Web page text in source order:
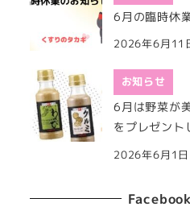
6月の臨時休
2026年6月11
お知らせ
6月は野菜が
をプレゼント
2026年6月1日